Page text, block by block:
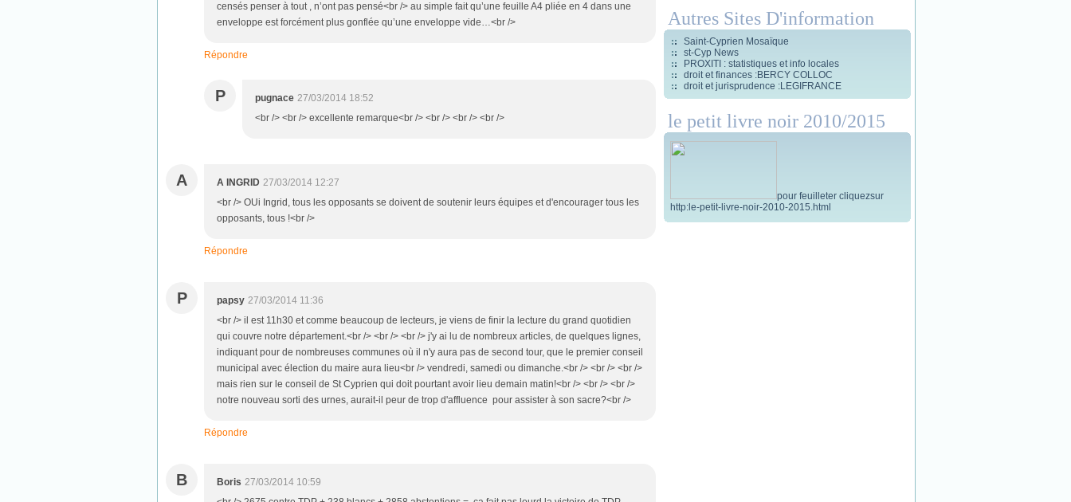
censés penser à tout , n’ont pas pensé<br /> au simple fait qu’une feuille A4 pliée en 4 dans une
enveloppe est forcément plus gonflée qu’une enveloppe vide…<br />
Répondre
P pugnace 27/03/2014 18:52
<br /> <br /> excellente remarque<br /> <br /> <br /> <br />
A A INGRID 27/03/2014 12:27
<br /> OUi Ingrid, tous les opposants se doivent de soutenir leurs équipes et d'encourager tous les
opposants, tous !<br />
Répondre
P papsy 27/03/2014 11:36
<br /> il est 11h30 et comme beaucoup de lecteurs, je viens de finir la lecture du grand quotidien
qui couvre notre département.<br /> <br /> <br /> j'y ai lu de nombreux articles, de quelques lignes,
indiquant pour de nombreuses communes où il n'y aura pas de second tour, que le premier conseil
municipal avec élection du maire aura lieu<br /> vendredi, samedi ou dimanche.<br /> <br /> <br />
mais rien sur le conseil de St Cyprien qui doit pourtant avoir lieu demain matin!<br /> <br /> <br />
notre nouveau sorti des urnes, aurait-il peur de trop d'affluence pour assister à son sacre?<br />
Répondre
B Boris 27/03/2014 10:59
Autres Sites D'information
Saint-Cyprien Mosaïque
st-Cyp News
PROXITI : statistiques et info locales
droit et finances :BERCY COLLOC
droit et jurisprudence :LEGIFRANCE
le petit livre noir 2010/2015
pour feuilleter cliquezsur
http:le-petit-livre-noir-2010-2015.html